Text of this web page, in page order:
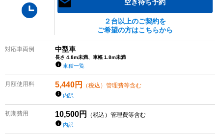
空き待ち予約
２台以上のご契約を
ご希望の方はこちらから
対応車両例 中型車
長さ 4.8m未満、車幅 1.8m未満
車種一覧
月額使用料 5,440円 （税込）管理費等含む
内訳
初期費用 10,500円 （税込）管理費等含む
内訳